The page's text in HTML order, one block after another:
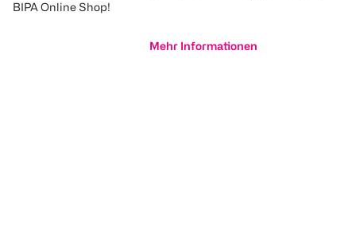
BIPA Online Shop!
Mehr Informationen